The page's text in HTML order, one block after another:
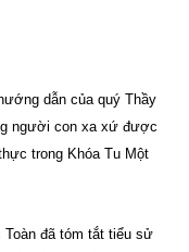
dẫn của quý Thầy
người con xa xứ được
trong Khóa Tu Một
đã tóm tắt tiểu sử